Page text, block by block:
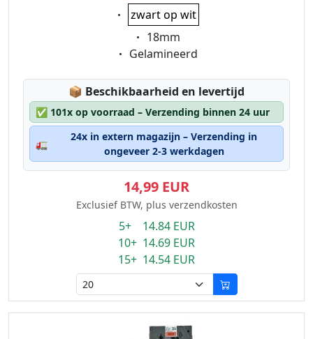
Eigenschaft:
zwart op wit
Eigenschaft:
18mm
Eigenschaft:
Gelamineerd
📦 Lagerstatus:
Beschikbaarheid en levertijd
✅ 101x op voorraad – Verzending binnen 24 uur
🚛
24x in extern magazijn – Verzending in
ongeveer 2-3 werkdagen
14,99 EUR
Exclusief BTW, plus verzendkosten
5+ 14.84 EUR
10+ 14.69 EUR
15+ 14.54 EUR